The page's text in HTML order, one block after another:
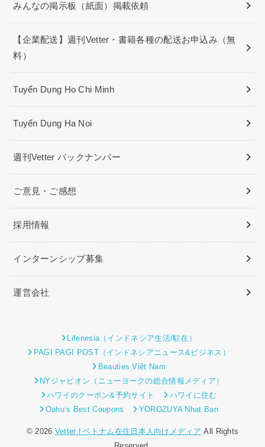
みんなの掲示板（紙面）掲載依頼
【企業配送】週刊Vetter・書籍各種の配送お申込み（無
料）
Tuyển Dụng Ho Chi Minh
Tuyển Dụng Ha Noi
週刊Vetter バックナンバー
ご意見・ご感想
採用情報
インターンシップ募集
運営会社
Lifenesia（インドネシア生活/駐在）
PAGI PAGI POST（インドネシアニュース&ビジネス）
Beauties Việt Nam
NYジャピオン（ニューヨークの総合情報メディア）
ハワイのクーポン&予約サイト
ハワイに住む
Oahu’s Best Coupons
YOROZUYA Nhat Ban
© 2026 Vetter | ベトナム在住日本人向けメディア All Rights